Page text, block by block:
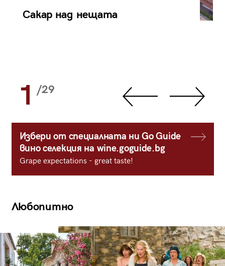
Сакар над нещата
1 /29
Избери от специалната ни Go Guide
вино селекция на wine.goguide.bg
Grape expectations - great taste!
Любопитно